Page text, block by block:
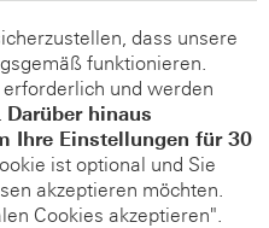
dass unsere
funktionieren.
und werden
Darüber hinaus
Ihre Einstellungen für 30
ist optional und Sie
akzeptieren möchten.
Cookies akzeptieren".